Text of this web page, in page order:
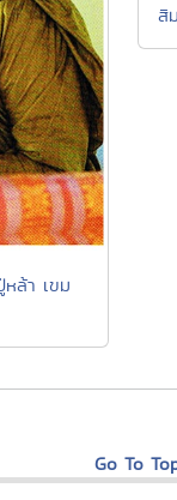
ล้า เขม
สิ
Go To